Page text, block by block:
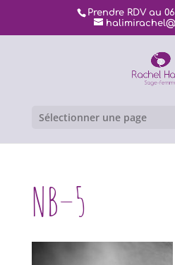
Prendre RDV au
Sélectionner une page
NB–5